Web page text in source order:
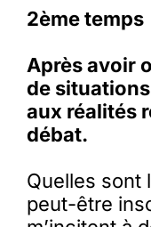
2ème temps
Après avoir
de
aux réalités
débat.
Quelles sont
peut-être